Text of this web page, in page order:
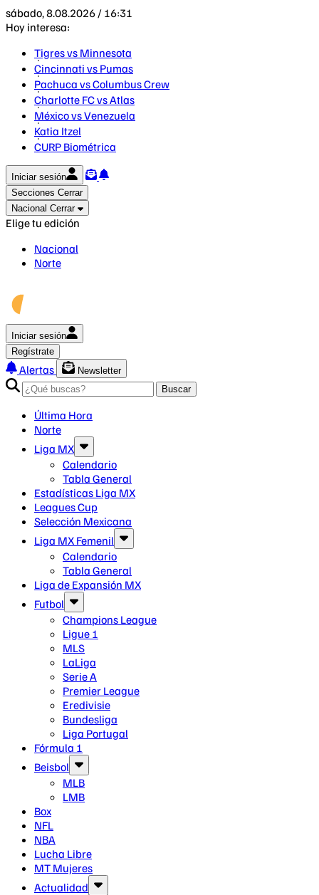
sábado, 8.08.2026 / 16:31
Hoy interesa:
Tigres vs Minnesota
Cincinnati vs Pumas
Pachuca vs Columbus Crew
Charlotte FC vs Atlas
México vs Venezuela
Katia Itzel
CURP Biométrica
Iniciar sesión
Secciones Cerrar
Nacional Cerrar
Elige tu edición
Nacional
Norte
Iniciar sesión
Regístrate
Alertas
Newsletter
Buscar
Última Hora
Norte
Liga MX
Calendario
Tabla General
Estadísticas Liga MX
Leagues Cup
Selección Mexicana
Liga MX Femenil
Calendario
Tabla General
Liga de Expansión MX
Futbol
Champions League
Ligue 1
MLS
LaLiga
Serie A
Premier League
Eredivisie
Bundesliga
Liga Portugal
Fórmula 1
Beisbol
MLB
LMB
Box
NFL
NBA
Lucha Libre
MT Mujeres
Actualidad